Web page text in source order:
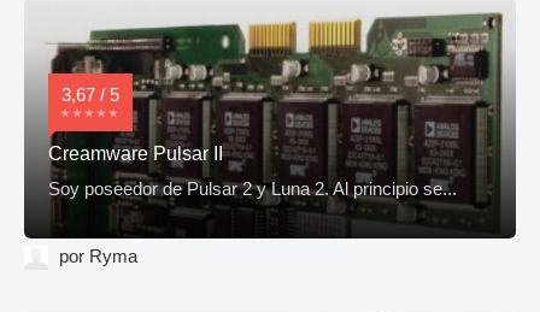
3,67 / 5
Creamware Pulsar II
Soy poseedor de Pulsar 2 y Luna 2. Al principio se...
por Ryma